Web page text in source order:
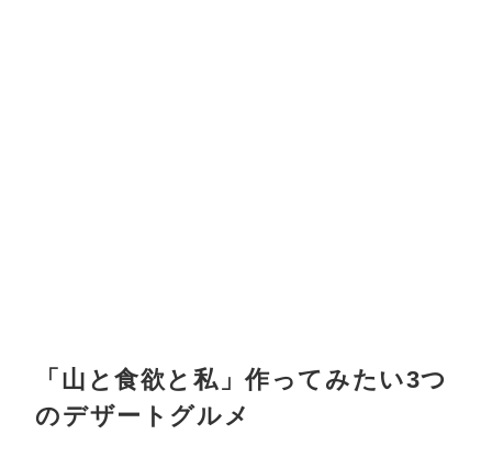
「山と食欲と私」作ってみたい3つ
のデザートグルメ